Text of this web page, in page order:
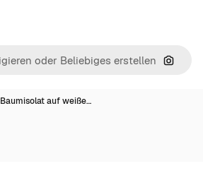
Nach
Baumisolat auf weiße…